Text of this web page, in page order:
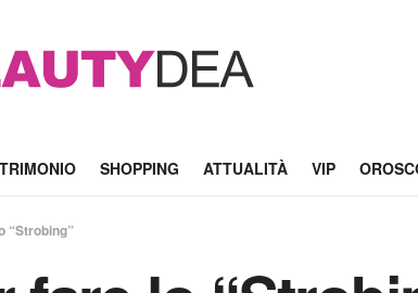
SHOPPING ATTUALITÀ VIP
“Strobing”